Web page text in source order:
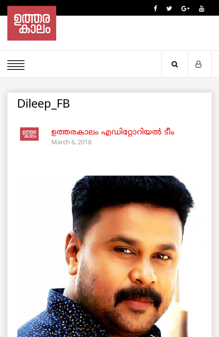
Dileep_FB
ഉത്തരകാലം എഡിറ്റോറിയല്‍ ടീം
March 6, 2018